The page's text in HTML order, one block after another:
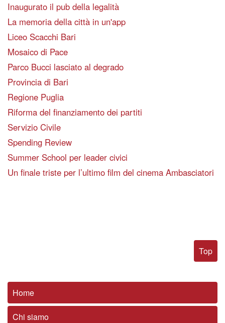
Inaugurato il pub della legalità
La memoria della città in un'app
Liceo Scacchi Bari
Mosaico di Pace
Parco Bucci lasciato al degrado
Provincia di Bari
Regione Puglia
Riforma del finanziamento dei partiti
Servizio Civile
Spending Review
Summer School per leader civici
Un finale triste per l’ultimo film del cinema Ambasciatori
Top
Home
Chi siamo